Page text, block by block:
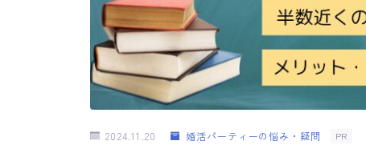
2024.11.20 婚活パーティーの悩み・疑問 PR